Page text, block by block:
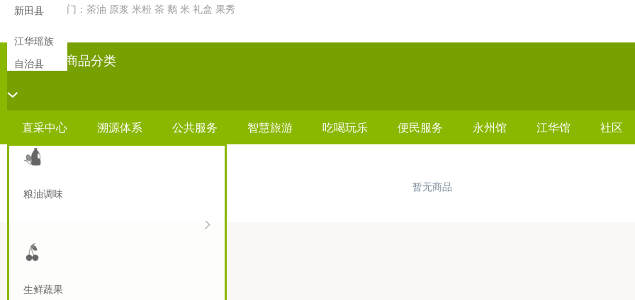
新田县
江华瑶族
自治县
智慧旅
游
便民服
江华馆
社区
热门： 茶油 原浆 米粉 茶 鹅 米 礼盒 果秀
所有商品分类
直采中心 溯源体系 公共服务 智慧旅游 吃喝玩乐 便民服务 永州馆 江华馆 社区
粮油调味
生鲜蔬果
暂无商品